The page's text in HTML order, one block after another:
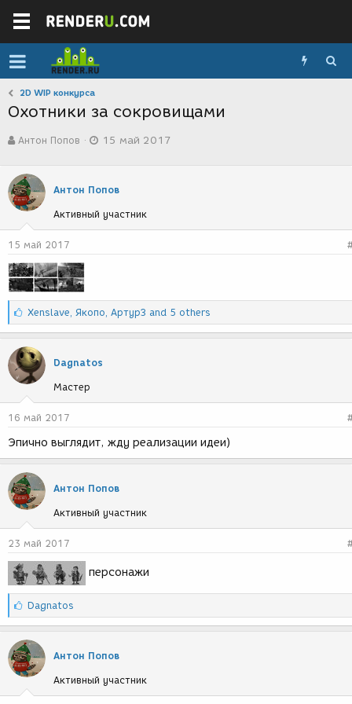
2D WIP конкурса
Охотники за сокровищами
в
о
р
т
е
м
ы
Антон Попов
а
с
з
д
15 май 2017
Антон Попов
Активный участник
15 май 2017
С
и
п
а
т
:
Xenslave, Якопо, АртурЗ and 5 others
Dagnatos
Мастер
16 май 2017
Эпично выглядит, жду реализации идеи)
Антон Попов
Активный участник
23 май 2017
персонажи
С
и
п
а
т
Dagnatos
Антон Попов
Активный участник